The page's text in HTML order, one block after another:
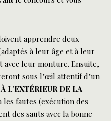
apprendre deux
à leur âge et à leur
avec leur monture. Ensuite,
sous l’œil attentif d’un
L’EXTÉRIEUR DE LA
les fautes (exécution des
des sauts avec la bonne